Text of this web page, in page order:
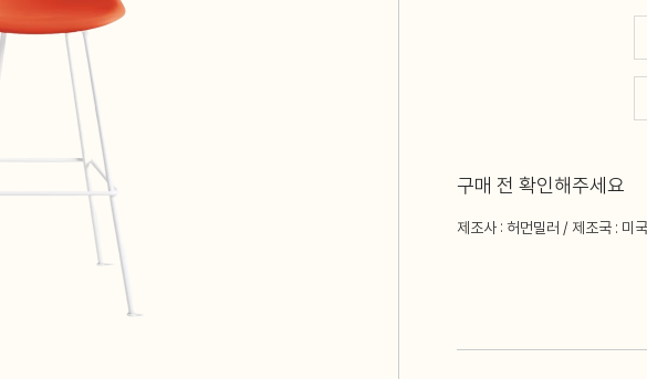
구매 전 확인해주세요
제조사 : 허먼밀러 / 제조국 : 미